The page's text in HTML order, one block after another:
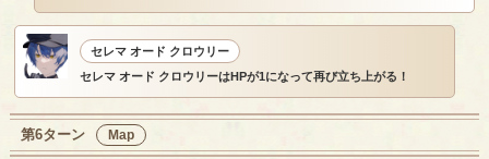
セレマ オード クロウリー
セレマ オード クロウリーはHPが1になって再び立ち上がる！
第6ターン Map